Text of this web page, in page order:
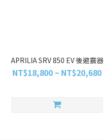
APRILIA SRV 850 EV 後避震器
NT$18,800 ~ NT$20,680